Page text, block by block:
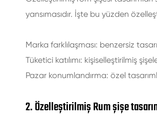
yansımasıdır. İşte bu yüzden
Marka farklılaşması: benzersiz
Tüketici katılımı: kişiselleştirilmiş
Pazar konumlandırma: özel
2. Özelleştirilmiş Rum şişe